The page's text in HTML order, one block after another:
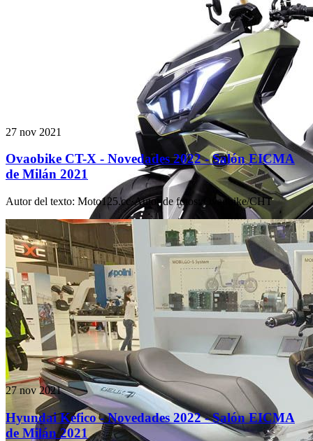
27 nov 2021
Ovaobike CT-X - Novedades 2022 - Salón EICMA
de Milán 2021
Autor del texto: Moto125.cc·Autor de fotos Ovaobike/CHT
27 nov 2021
Hyundai Kefico - Novedades 2022 - Salón EICMA
de Milán 2021